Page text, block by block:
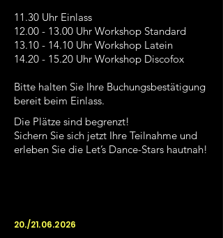
11.30 Uhr Einlass​
12.00 - 13.00 Uhr Workshop Standard
13.10 - 14.10 Uhr Workshop Latein
14.20 - 15.20 Uhr Workshop Discofox
Bitte halten Sie Ihre Buchungsbestätigung
bereit beim Einlass.
Die Plätze sind begrenzt!
Sichern Sie sich jetzt Ihre Teilnahme und
erleben Sie die Let’s Dance-Stars hautnah!
20./21.06.2026